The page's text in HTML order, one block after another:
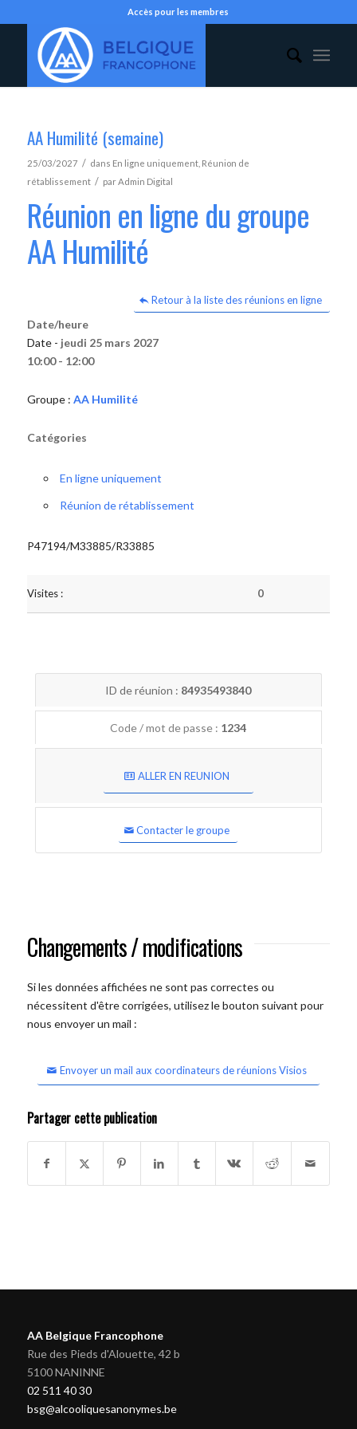
Accès pour les membres
AA Humilité (semaine)
25/03/2027 / dans En ligne uniquement, Réunion de
rétablissement / parAdmin Digital
Réunion en ligne du groupe
AA Humilité
Retour à la liste des réunions en ligne
Date/heure
Date - jeudi 25 mars 2027
10:00 - 12:00
Groupe : AA Humilité
Catégories
En ligne uniquement
Réunion de rétablissement
P47194/M33885/R33885
Visites : 0
ID de réunion : 84935493840
Code / mot de passe : 1234
ALLER EN REUNION
Contacter le groupe
Changements / modifications
Si les données affichées ne sont pas correctes ou
nécessitent d'être corrigées, utilisez le bouton suivant pour
nous envoyer un mail :
Envoyer un mail aux coordinateurs de réunions Visios
Partager cette publication
AA Belgique Francophone
Rue des Pieds d'Alouette, 42 b
5100 NANINNE
02 511 40 30
bsg@alcooliquesanonymes.be